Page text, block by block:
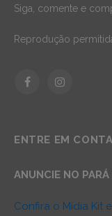
Siga, comente e
Reprodução
FacebookInstagram
ENTRE EM
ANUNCIE NO
Confira o Mídia Kit